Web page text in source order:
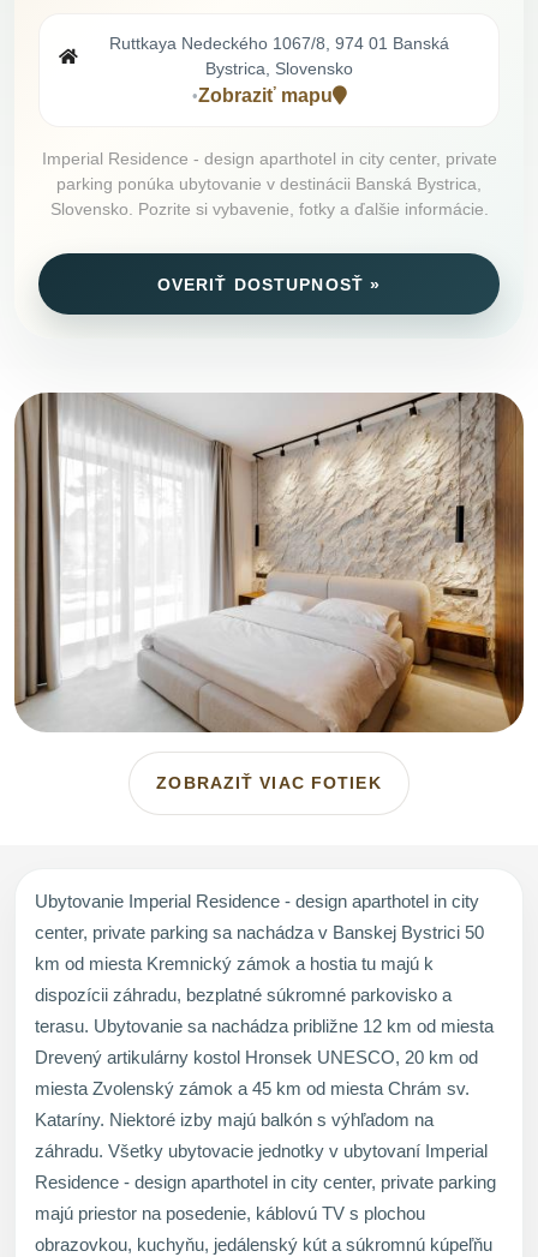
Ruttkaya Nedeckého 1067/8, 974 01 Banská
Bystrica, Slovensko
•Zobraziť mapu
Imperial Residence - design aparthotel in city center, private
parking ponúka ubytovanie v destinácii Banská Bystrica,
Slovensko. Pozrite si vybavenie, fotky a ďalšie informácie.
OVERIŤ DOSTUPNOSŤ »
ZOBRAZIŤ VIAC FOTIEK
Ubytovanie Imperial Residence - design aparthotel in city
center, private parking sa nachádza v Banskej Bystrici 50
km od miesta Kremnický zámok a hostia tu majú k
dispozícii záhradu, bezplatné súkromné parkovisko a
terasu. Ubytovanie sa nachádza približne 12 km od miesta
Drevený artikulárny kostol Hronsek UNESCO, 20 km od
miesta Zvolenský zámok a 45 km od miesta Chrám sv.
Kataríny. Niektoré izby majú balkón s výhľadom na
záhradu. Všetky ubytovacie jednotky v ubytovaní Imperial
Residence - design aparthotel in city center, private parking
majú priestor na posedenie, káblovú TV s plochou
obrazovkou, kuchyňu, jedálenský kút a súkromnú kúpeľňu